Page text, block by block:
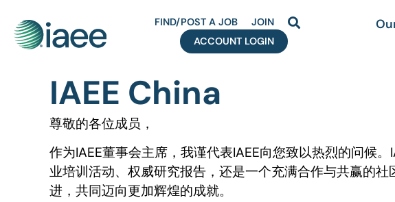
FIND/POST A JOB
JOIN
ACCOUNT LOGIN
IAEE China
尊敬的各位成员，
作为IAEE董事会主席，我谨代表IAEE向您致以热烈的问候
业培训活动、权威研究报告，还是一个充满合作与共赢的
进，共同迈向更加辉煌的成就。